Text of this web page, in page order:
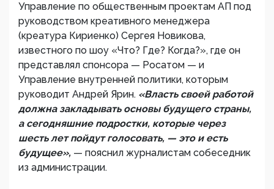
Управление по общественным проектам АП под
руководством креативного менеджера
(креатура Кириенко) Сергея Новикова,
известного по шоу «Что? Где? Когда?», где он
представлял спонсора — Росатом — и
Управление внутренней политики, которым
руководит Андрей Ярин. «Власть своей работой
должна закладывать основы будущего страны,
а сегодняшние подростки, которые через
шесть лет пойдут голосовать, — это и есть
будущее», — пояснил журналистам собеседник
из администрации.